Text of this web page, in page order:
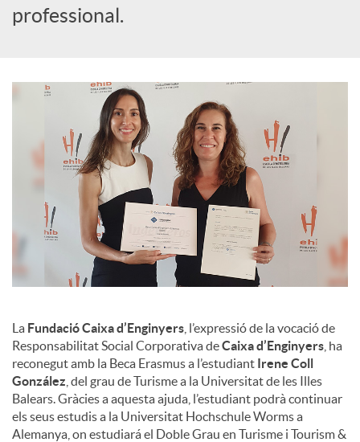
professional.
La Fundació Caixa d’Enginyers , l’expressió de la vocació de
Responsabilitat Social Corporativa deCaixa d’Enginyers , ha
reconegut amb la Beca Erasmus a l’estudiant Irene Coll
González , del grau de Turisme a la Universitat de les Illes
Balears. Gràcies a aquesta ajuda, l’estudiant podrà continuar
els seus estudis a la Universitat Hochschule Worms a
Alemanya, on estudiará el Doble Grau en Turisme i Tourism &